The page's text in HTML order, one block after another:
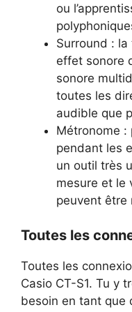
ou
Surround :
effet sonore
sonore
toutes les
audible que
Métronome :
pendant les
un outil très
mesure et le
peuvent être
Toutes les
Toutes les
Casio CT-S1. Tu y
besoin en tant que